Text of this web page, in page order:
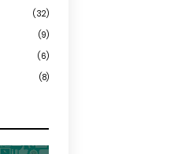
(32)
(9)
(6)
(8)